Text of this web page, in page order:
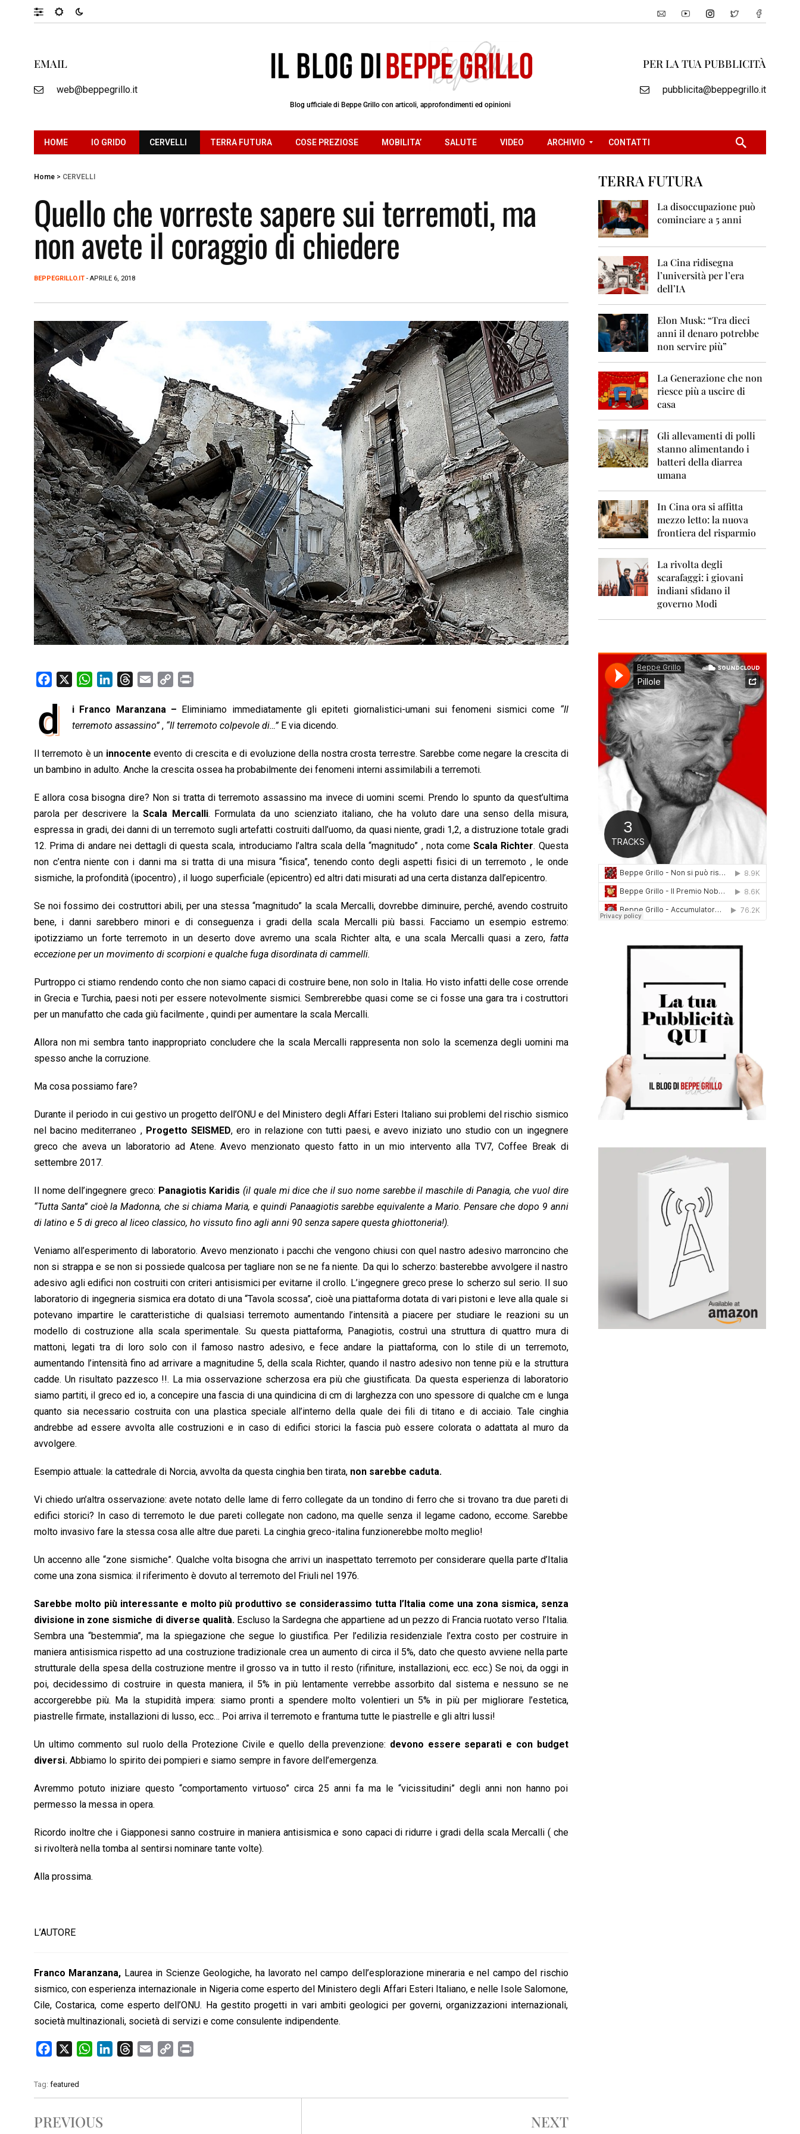
EMAIL
web@beppegrillo.it
Blog ufficiale di Beppe Grillo con articoli, approfondimenti ed opinioni
PER LA TUA PUBBLICITÀ
pubblicita@beppegrillo.it
HOME IO GRIDO CERVELLI TERRA FUTURA COSE PREZIOSE MOBILITA’ SALUTE VIDEO ARCHIVIO
2
0
7
2
0
0
8
2
2
0
1
0
2
0
1
1
2
0
1
2
2
0
1
0
2
0
6
CONTATTI
Home > CERVELLI
Quello che vorreste sapere sui terremoti, ma
non avete il coraggio di chiedere
BEPPEGRILLO.IT - APRILE 6, 2018
e
o
o
W
a
t
A
p
n
k
d
I
r
e
d
s
a
i
p
y
i
n
i
n
d i Franco Maranzana – Eliminiamo immediatamente gli epiteti giornalistici-umani sui fenomeni sismici come “Il
terremoto assassino”, “Il terremoto colpevole di…”E via dicendo.
Il terremoto è un innocente evento di crescita e di evoluzione della nostra crosta terrestre. Sarebbe come negare la crescita di
un bambino in adulto. Anche la crescita ossea ha probabilmente dei fenomeni interni assimilabili a terremoti.
E allora cosa bisogna dire? Non si tratta di terremoto assassino ma invece di uomini scemi. Prendo lo spunto da quest’ultima
parola per descrivere laScala Mercalli. Formulata da uno scienziato italiano, che ha voluto dare una senso della misura,
espressa in gradi, dei danni di un terremoto sugli artefatti costruiti dall’uomo, da quasi niente, gradi 1,2, a distruzione totale gradi
12. Prima di andare nei dettagli di questa scala, introduciamo l’altra scala della “magnitudo” , nota comeScala Richter. Questa
non c’entra niente con i danni ma si tratta di una misura “fisica”, tenendo conto degli aspetti fisici di un terremoto , le onde
sismiche, la profondità (ipocentro) , il luogo superficiale (epicentro) ed altri dati misurati ad una certa distanza dall’epicentro.
Se noi fossimo dei costruttori abili, per una stessa “magnitudo” la scala Mercalli, dovrebbe diminuire, perché, avendo costruito
bene, i danni sarebbero minori e di conseguenza i gradi della scala Mercalli più bassi. Facciamo un esempio estremo:
ipotizziamo un forte terremoto in un deserto dove avremo una scala Richter alta, e una scala Mercalli quasi a zero, fatta
eccezione per un movimento di scorpioni e qualche fuga disordinata di cammelli.
Purtroppo ci stiamo rendendo conto che non siamo capaci di costruire bene, non solo in Italia. Ho visto infatti delle cose orrende
in Grecia e Turchia, paesi noti per essere notevolmente sismici. Sembrerebbe quasi come se ci fosse una gara tra i costruttori
per un manufatto che cada giù facilmente , quindi per aumentare la scala Mercalli.
Allora non mi sembra tanto inappropriato concludere che la scala Mercalli rappresenta non solo la scemenza degli uomini ma
spesso anche la corruzione.
Ma cosa possiamo fare?
Durante il periodo in cui gestivo un progetto dell’ONU e del Ministero degli Affari Esteri Italiano sui problemi del rischio sismico
nel bacino mediterraneo , Progetto SEISMED, ero in relazione con tutti paesi, e avevo iniziato uno studio con un ingegnere
greco che aveva un laboratorio ad Atene. Avevo menzionato questo fatto in un mio intervento alla TV7, Coffee Break di
settembre 2017.
Il nome dell’ingegnere greco: Panagiotis Karidis (il quale mi dice che il suo nome sarebbe il maschile di Panagia, che vuol dire
“Tutta Santa” cioè la Madonna, che si chiama Maria, e quindi Panaagiotis sarebbe equivalente a Mario. Pensare che dopo 9 anni
di latino e 5 di greco al liceo classico, ho vissuto fino agli anni 90 senza sapere questa ghiottoneria!).
Veniamo all’esperimento di laboratorio. Avevo menzionato i pacchi che vengono chiusi con quel nastro adesivo marroncino che
non si strappa e se non si possiede qualcosa per tagliare non se ne fa niente. Da qui lo scherzo: basterebbe avvolgere il nastro
adesivo agli edifici non costruiti con criteri antisismici per evitarne il crollo. L’ingegnere greco prese lo scherzo sul serio. Il suo
laboratorio di ingegneria sismica era dotato di una “Tavola scossa”, cioè una piattaforma dotata di vari pistoni e leve alla quale si
potevano impartire le caratteristiche di qualsiasi terremoto aumentando l’intensità a piacere per studiare le reazioni su un
modello di costruzione alla scala sperimentale. Su questa piattaforma, Panagiotis, costruì una struttura di quattro mura di
mattoni, legati tra di loro solo con il famoso nastro adesivo, e fece andare la piattaforma, con lo stile di un terremoto,
aumentando l’intensità fino ad arrivare a magnitudine 5, della scala Richter, quando il nastro adesivo non tenne più e la struttura
cadde. Un risultato pazzesco !!. La mia osservazione scherzosa era più che giustificata. Da questa esperienza di laboratorio
siamo partiti, il greco ed io, a concepire una fascia di una quindicina di cm di larghezza con uno spessore di qualche cm e lunga
quanto sia necessario costruita con una plastica speciale all’interno della quale dei fili di titano e di acciaio. Tale cinghia
andrebbe ad essere avvolta alle costruzioni e in caso di edifici storici la fascia può essere colorata o adattata al muro da
avvolgere.
Esempio attuale: la cattedrale di Norcia, avvolta da questa cinghia ben tirata, non sarebbe caduta.
Vi chiedo un’altra osservazione: avete notato delle lame di ferro collegate da un tondino di ferro che si trovano tra due pareti di
edifici storici? In caso di terremoto le due pareti collegate non cadono, ma quelle senza il legame cadono, eccome. Sarebbe
molto invasivo fare la stessa cosa alle altre due pareti. La cinghia greco-italina funzionerebbe molto meglio!
Un accenno alle “zone sismiche”. Qualche volta bisogna che arrivi un inaspettato terremoto per considerare quella parte d’Italia
come una zona sismica: il riferimento è dovuto al terremoto del Friuli nel 1976.
Sarebbe molto più interessante e molto più produttivo se considerassimo tutta l’Italia come una zona sismica, senza
divisione in zone sismiche di diverse qualità.Escluso la Sardegna che appartiene ad un pezzo di Francia ruotato verso l’Italia.
Sembra una “bestemmia”, ma la spiegazione che segue lo giustifica. Per l’edilizia residenziale l’extra costo per costruire in
maniera antisismica rispetto ad una costruzione tradizionale crea un aumento di circa il 5%, dato che questo avviene nella parte
strutturale della spesa della costruzione mentre il grosso va in tutto il resto (rifiniture, installazioni, ecc. ecc.) Se noi, da oggi in
poi, decidessimo di costruire in questa maniera, il 5% in più lentamente verrebbe assorbito dal sistema e nessuno se ne
accorgerebbe più. Ma la stupidità impera: siamo pronti a spendere molto volentieri un 5% in più per migliorare l’estetica,
piastrelle firmate, installazioni di lusso, ecc… Poi arriva il terremoto e frantuma tutte le piastrelle e gli altri lussi!
Un ultimo commento sul ruolo della Protezione Civile e quello della prevenzione: devono essere separati e con budget
diversi. Abbiamo lo spirito dei pompieri e siamo sempre in favore dell’emergenza.
Avremmo potuto iniziare questo “comportamento virtuoso” circa 25 anni fa ma le “vicissitudini” degli anni non hanno poi
permesso la messa in opera.
Ricordo inoltre che i Giapponesi sanno costruire in maniera antisismica e sono capaci di ridurre i gradi della scala Mercalli ( che
si rivolterà nella tomba al sentirsi nominare tante volte).
Alla prossima.
L’AUTORE
Franco Maranzana, Laurea in Scienze Geologiche, ha lavorato nel campo dell’esplorazione mineraria e nel campo del rischio
sismico, con esperienza internazionale in Nigeria come esperto del Ministero degli Affari Esteri Italiano, e nelle Isole Salomone,
Cile, Costarica, come esperto dell’ONU. Ha gestito progetti in vari ambiti geologici per governi, organizzazioni internazionali,
società multinazionali, società di servizi e come consulente indipendente.
c
e
o
W
t
A
k
e
i
y
n
Tag: featured
PREVIOUS NEXT
TERRA FUTURA
La disoccupazione può
cominciare a 5 anni
La Cina ridisegna
l’università per l’era
dell’IA
Elon Musk: “Tra dieci
anni il denaro potrebbe
non servire più”
La Generazione che non
riesce più a uscire di
casa
Gli allevamenti di polli
stanno alimentando i
batteri della diarrea
umana
In Cina ora si affitta
mezzo letto: la nuova
frontiera del risparmio
La rivolta degli
scarafaggi: i giovani
indiani sfidano il
governo Modi